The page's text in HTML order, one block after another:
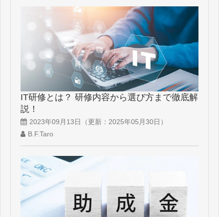
IT研修とは？ 研修内容から選び方まで徹底解
説！
2023年09月13日 （更新： 2025年05月30日 ）
B.F.Taro